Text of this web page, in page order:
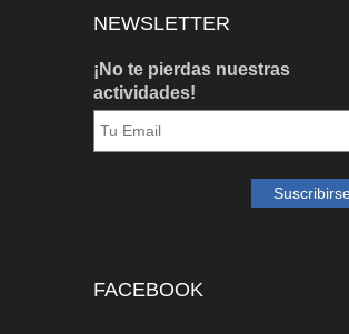
NEWSLETTER
¡No te pierdas nuestras
actividades!
FACEBOOK